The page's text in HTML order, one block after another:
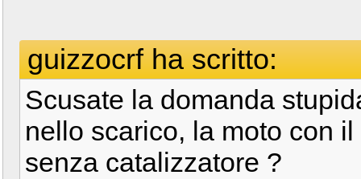
guizzocrf ha scritto:
Scusate la domanda
nello scarico, la moto con
senza catalizzatore ?